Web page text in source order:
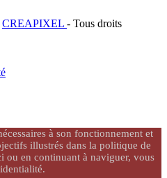
CREAPIXEL - Tous droits
à son fonctionnement et
illustrés dans la politique de
ou en continuant à naviguer, vous